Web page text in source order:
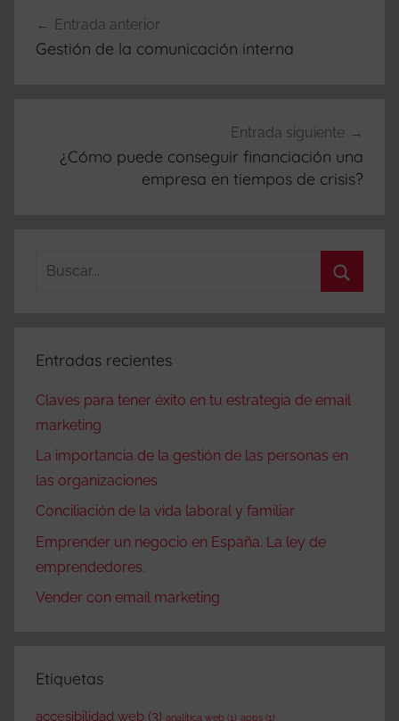
de
Entrada anterior
Gestión de la comunicación interna
Entrada siguiente
¿Cómo puede conseguir financiación una
empresa en tiempos de crisis?
Buscar:
Entradas recientes
Claves para tener éxito en tu estrategia de email
marketing
La importancia de la gestión de las personas en
las organizaciones
Conciliación de la vida laboral y familiar
Emprender un negocio en España. La ley de
emprendedores.
Vender con email marketing
Etiquetas
accesibilidad web (3) analítica web (1) apps (1)